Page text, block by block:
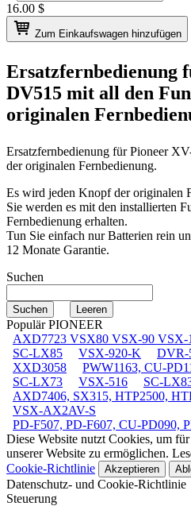
16.00 $
Zum Einkaufswagen hinzufügen
Ersatzfernbedienung
DV515 mit all den
originalen
Ersatzfernbedienung fürPioneer
der originalen Fernbedienung.
Es wird jeden Knopf der originalen
Sie werden es mit den installierten
Fernbedienung erhalten.
Tun Sie einfach nur Batterien rein
12 Monate Garantie.
Suchen
Populär PIONEER
AXD7723 VSX80 VSX-90 VSX-
SC-LX85
VSX-920-K DVR-
XXD3058
PWW1163, CU-
SC-LX73
VSX-516 SC-
AXD7406, SX315, HTP2500,
VSX-AX2AV-S
PD-F507, PD-F607, CU-PD090,
Diese Website nutzt Cookies, um
unserer Website zu ermöglichen.
Cookie-Richtlinie
Akzeptieren
Datenschutz- und Cookie-Richtlinie
Steuerung